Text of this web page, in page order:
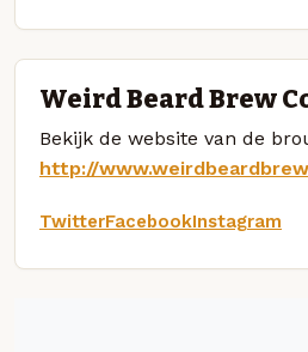
Weird Beard Brew
Bekijk de website van de
http://
TwitterFacebookInstagram